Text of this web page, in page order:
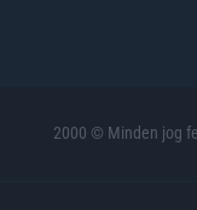
2000 © Minden jog